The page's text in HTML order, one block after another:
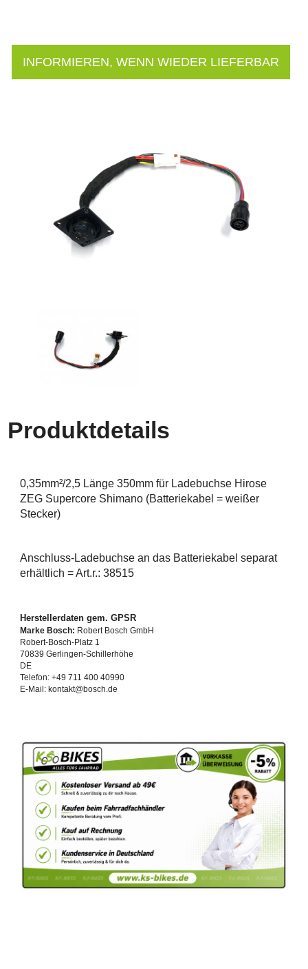
INFORMIEREN, WENN WIEDER LIEFERBAR
Produktdetails
0,35mm²/2,5 Länge 350mm für Ladebuchse Hirose
ZEG Supercore Shimano (Batteriekabel = weißer
Stecker)
Anschluss-Ladebuchse an das Batteriekabel separat
erhältlich = Art.r.: 38515
Herstellerdaten gem. GPSR
Marke Bosch: Robert Bosch GmbH
Robert-Bosch-Platz 1
70839 Gerlingen-Schillerhöhe
DE
Telefon: +49 711 400 40990
E-Mail: kontakt@bosch.de